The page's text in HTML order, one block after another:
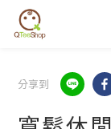
分享到